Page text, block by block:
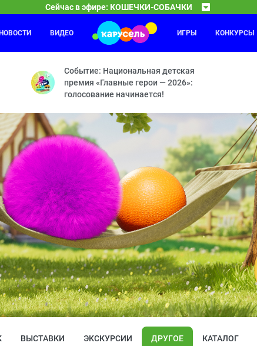
Сейчас в эфире: КОШЕЧКИ-СОБАЧКИ
— Где же Максик? — Считалка — Лесная прогулка —
Каникулы Светофоровых
Помните дружную семью Светофоровых? Они
ВИДЕО ИГРЫ КОНКУРСЫ
Событие: Национальная детская
премия «Главные герои — 2026»:
голосование начинается!
ВЫСТАВКИ ЭКСКУРСИИ ДРУГОЕ КАТАЛОГ